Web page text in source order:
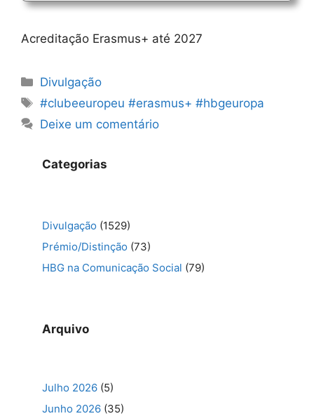
Acreditação Erasmus+ até 2027
Categorias
Divulgação
Etiquetas
#clubeeuropeu #erasmus+ #hbgeuropa
Deixe um comentário
Categorias
Divulgação (1529)
Prémio/Distinção (73)
HBG na Comunicação Social (79)
Arquivo
Julho 2026 (5)
Junho 2026 (35)